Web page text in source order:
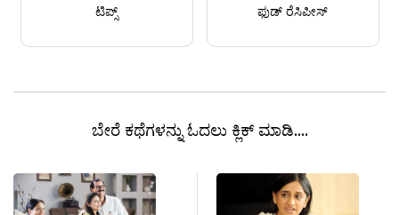
ಟಿಪ್ಸ್
ಫುಡ್ ರೆಸಿಪೀಸ್
ಬೇರೆ ಕಥೆಗಳನ್ನು ಓದಲು ಕ್ಲಿಕ್ ಮಾಡಿ....